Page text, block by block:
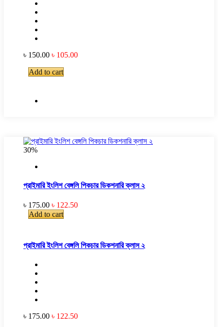
৳ 150.00 ৳ 105.00
Add to cart
30%
প্রাইমারি ইংলিশ বেঙ্গলি পিকচার ডিকশনারি ক্লাস ২
৳ 175.00 ৳ 122.50
Add to cart
প্রাইমারি ইংলিশ বেঙ্গলি পিকচার ডিকশনারি ক্লাস ২
৳ 175.00 ৳ 122.50